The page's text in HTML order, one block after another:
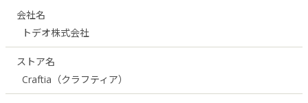
キング：幅180cm×長さ195cm（2枚組）
メリノウール
よくあるご質問
お買い物ガイド
ストア評価
会社名
トデオ株式会社
ストア名
Craftia（クラフティア）